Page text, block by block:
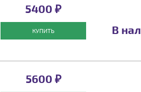
5400 ₽
КУПИТЬ В
5600 ₽